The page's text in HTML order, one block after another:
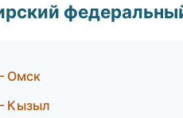
Омск
Кызыл